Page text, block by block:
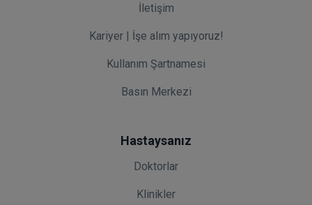
İletişim
Kariyer | İşe alım yapıyoruz!
Kullanım Şartnamesi
Basın Merkezi
Hastaysanız
Doktorlar
Klinikler